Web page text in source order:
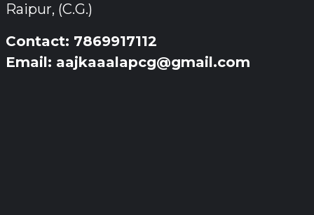
Raipur, (C.G.)
Contact: 7869917112
Email: aajkaaalapcg@gmail.com